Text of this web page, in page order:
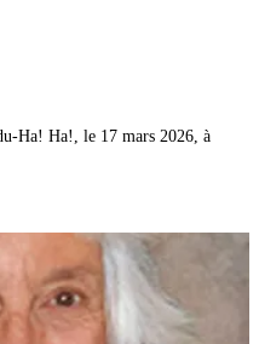
Ha! Ha!, le 17 mars 2026, à